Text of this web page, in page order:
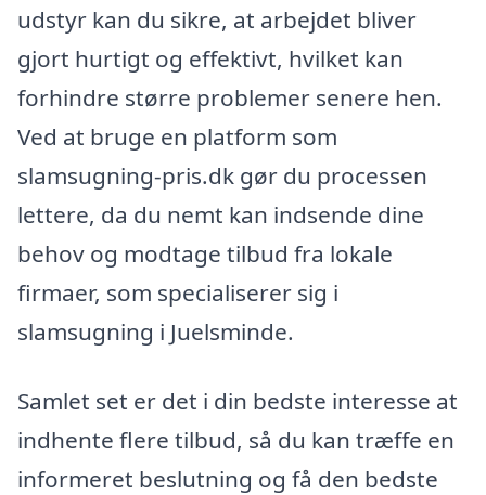
udstyr kan du sikre, at arbejdet bliver
gjort hurtigt og effektivt, hvilket kan
forhindre større problemer senere hen.
Ved at bruge en platform som
slamsugning-pris.dk gør du processen
lettere, da du nemt kan indsende dine
behov og modtage tilbud fra lokale
firmaer, som specialiserer sig i
slamsugning i Juelsminde.
Samlet set er det i din bedste interesse at
indhente flere tilbud, så du kan træffe en
informeret beslutning og få den bedste